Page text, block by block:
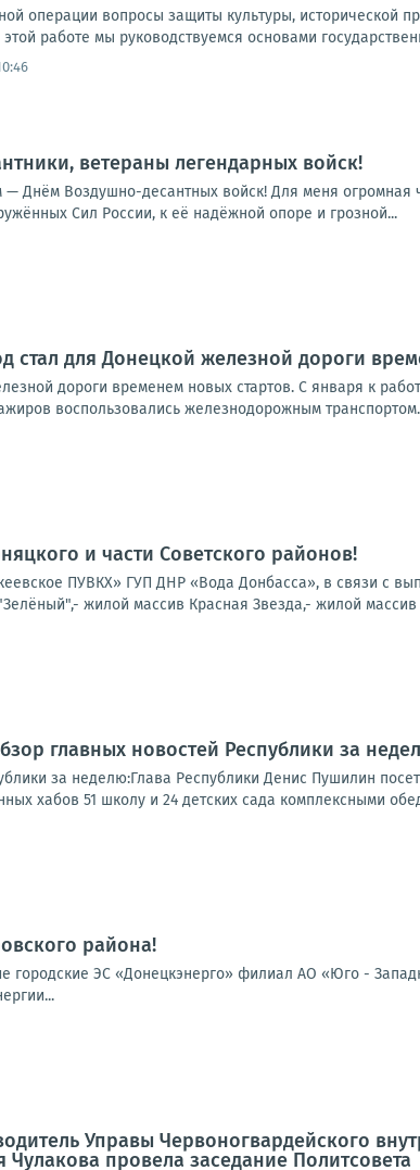
операции вопросы защиты культуры, исторической
работе мы руководствуемся основами
ветераны легендарных войск!
Днём Воздушно-десантных войск! Для меня огромная
Сил России, к её надёжной опоре и грозной...
стал для Донецкой железной дороги
дороги временем новых стартов. С января к
воспользовались железнодорожным
и части Советского районов!
ПУВКХ» ГУП ДНР «Вода Донбасса», в связи с
жилой массив Красная Звезда,- жилой
главных новостей Республики за
за неделю:Глава Республики Денис Пушилин
хабов 51 школу и 24 детских сада комплексными
района!
ЭС «Донецкэнерго» филиал АО «Юго -
Управы Червоногвардейского
провела заседание Политсовета